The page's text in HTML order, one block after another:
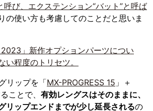
呼び、エクステンション“バット”と呼ば
の使い方も考慮してのことだと思いま
」新作オプションパーツについ
い程度のトリセツ。
リップを「MX-PROGRESS 15 」＋
ことで、 有効レングスはそのままに、
リップエンドまでが少し延長されるの